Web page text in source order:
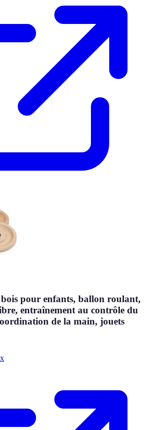
bois pour enfants, ballon roulant,
entraînement au contrôle du
de la main, jouets